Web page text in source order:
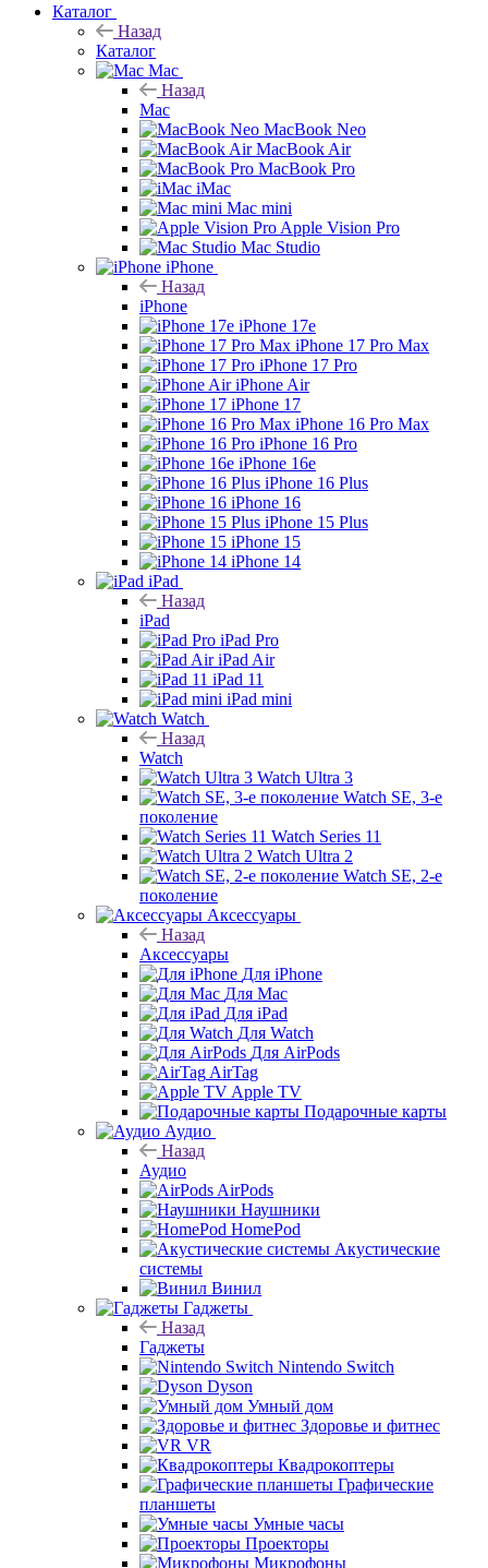
Каталог
Назад
Каталог
Mac
Назад
Mac
MacBook Neo
MacBook Air
MacBook Pro
iMac
Mac mini
Apple Vision Pro
Mac Studio
iPhone
Назад
iPhone
iPhone 17e
iPhone 17 Pro Max
iPhone 17 Pro
iPhone Air
iPhone 17
iPhone 16 Pro Max
iPhone 16 Pro
iPhone 16e
iPhone 16 Plus
iPhone 16
iPhone 15 Plus
iPhone 15
iPhone 14
iPad
Назад
iPad
iPad Pro
iPad Air
iPad 11
iPad mini
Watch
Назад
Watch
Watch Ultra 3
Watch SE, 3-е
поколение
Watch Series 11
Watch Ultra 2
Watch SE, 2-е
поколение
Аксессуары
Назад
Аксессуары
Для iPhone
Для Mac
Для iPad
Для Watch
Для AirPods
AirTag
Apple TV
Подарочные карты
Аудио
Назад
Аудио
AirPods
Наушники
HomePod
Акустические
системы
Винил
Гаджеты
Назад
Гаджеты
Nintendo Switch
Dyson
Умный дом
Здоровье и фитнес
VR
Квадрокоптеры
Графические
планшеты
Умные часы
Проекторы
Микрофоны